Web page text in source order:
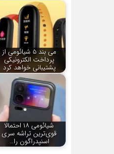
می بند 5 شیائومی از
پرداخت الکترونیکی
پشتیبانی خواهد کرد
شیائومی ۱۸ احتمالا
قوی‌ترین تراشه سری
اسنپدراگون را…